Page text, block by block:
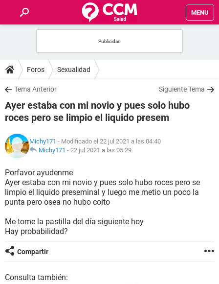
MENU
FOROS
SALUD
FAMILIA
NUTRICIÓN
SEXUALIDAD
Foros Sexualidad
Tema Anterior Siguiente Tema
Ayer estaba con mi novio y pues solo hubo
roces pero se limpio el liquido presem
Michy171 - Modificado el 22 jul 2021 a las 04:40
Michy171 - 22 jul 2021 a las 05:29
Porfavor ayudenme
Ayer estaba con mi novio y pues solo hubo roces pero se
limpio el liquido preseminal y luego me metio un poco la
punta pero osea no hubo coito
Me tome la pastilla del día siguiente hoy
Hay probabilidad?
Compartir
Consulta también: